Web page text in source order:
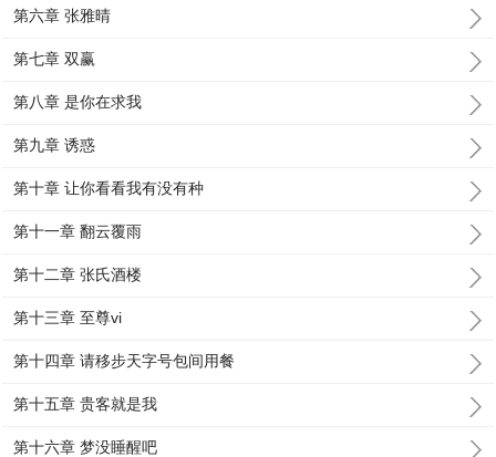
第六章 张雅晴
第七章 双赢
第八章 是你在求我
第九章 诱惑
第十章 让你看看我有没有种
第十一章 翻云覆雨
第十二章 张氏酒楼
第十三章 至尊vi
第十四章 请移步天字号包间用餐
第十五章 贵客就是我
第十六章 梦没睡醒吧